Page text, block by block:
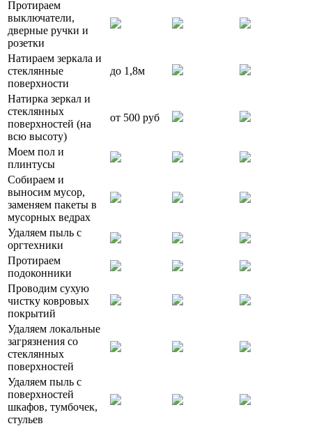
Протираем
выключатели,
дверные ручки и
розетки
Натираем зеркала и
стеклянные
поверхности
до 1,8м
Натирка зеркал и
стеклянных
поверхностей (на
всю высоту)
от 500 руб
Моем пол и
плинтусы
Собираем и
выносим мусор,
заменяем пакеты в
мусорных ведрах
Удаляем пыль с
оргтехники
Протираем
подоконники
Проводим сухую
чистку ковровых
покрытий
Удаляем локальные
загрязнения со
стеклянных
поверхностей
Удаляем пыль с
поверхностей
шкафов, тумбочек,
стульев